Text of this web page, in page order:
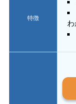
特徴
わ